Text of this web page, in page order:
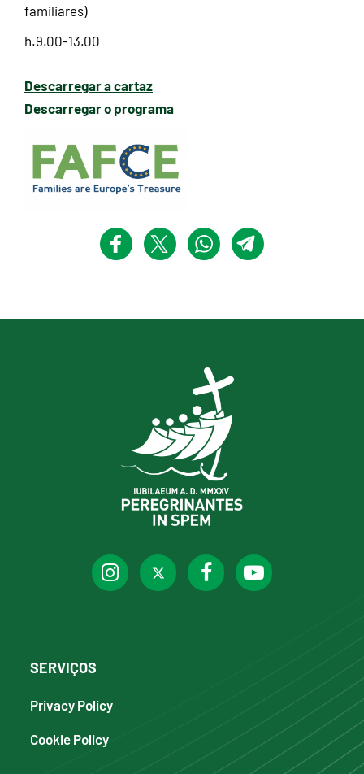
familiares)
h.9.00-13.00
Descarregar a cartaz
Descarregar o programa
SERVIÇOS
Privacy Policy
Cookie Policy